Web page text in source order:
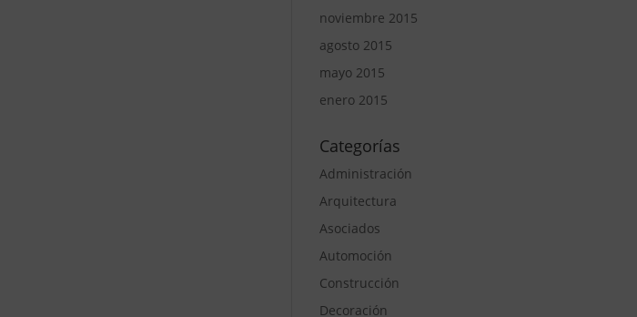
noviembre 2015
agosto 2015
mayo 2015
enero 2015
Categorías
Administración
Arquitectura
Asociados
Automoción
Construcción
Decoración